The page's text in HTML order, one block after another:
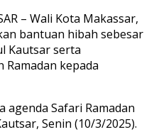
– Wali Kota Makassar,
bantuan hibah sebesar
Kautsar serta
kepada
agenda Safari Ramadan
Senin (10/3/2025).